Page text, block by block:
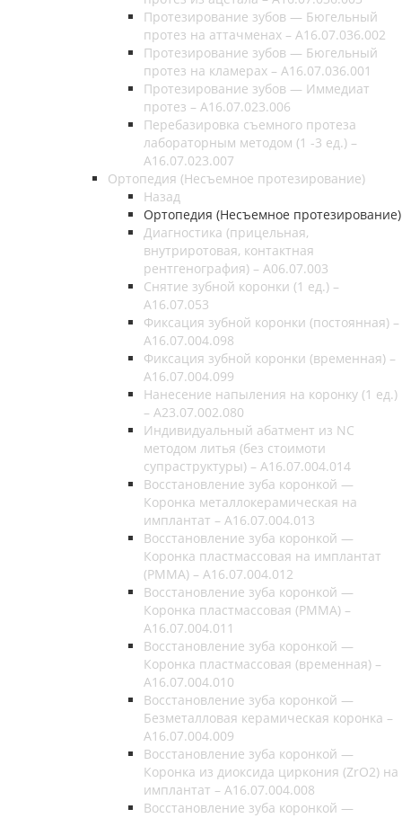
Протезирование зубов — Бюгельный
протез на аттачменах – A16.07.036.002
Протезирование зубов — Бюгельный
протез на кламерах – A16.07.036.001
Протезирование зубов — Иммедиат
протез – A16.07.023.006
Перебазировка съемного протеза
лабораторным методом (1 -3 ед.) –
A16.07.023.007
Ортопедия (Несъемное протезирование)
Назад
Ортопедия (Несъемное протезирование)
Диагностика (прицельная,
внутриротовая, контактная
рентгенография) – А06.07.003
Снятие зубной коронки (1 ед.) –
A16.07.053
Фиксация зубной коронки (постоянная) –
A16.07.004.098
Фиксация зубной коронки (временная) –
A16.07.004.099
Нанесение напыления на коронку (1 ед.)
– A23.07.002.080
Индивидуальный абатмент из NC
методом литья (без стоимоти
супраструктуры) – A16.07.004.014
Восстановление зуба коронкой —
Коронка металлокерамическая на
имплантат – A16.07.004.013
Восстановление зуба коронкой —
Коронка пластмассовая на имплантат
(РММА) – A16.07.004.012
Восстановление зуба коронкой —
Коронка пластмассовая (РММА) –
A16.07.004.011
Восстановление зуба коронкой —
Коронка пластмассовая (временная) –
A16.07.004.010
Восстановление зуба коронкой —
Безметалловая керамическая коронка –
A16.07.004.009
Восстановление зуба коронкой —
Коронка из диоксида циркония (ZrO2) на
имплантат – A16.07.004.008
Восстановление зуба коронкой —